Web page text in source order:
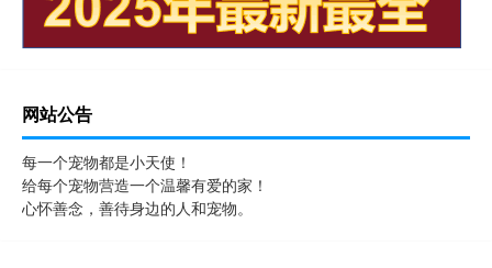
网站公告
每一个宠物都是小天使！
给每个宠物营造一个温馨有爱的家！
心怀善念，善待身边的人和宠物。